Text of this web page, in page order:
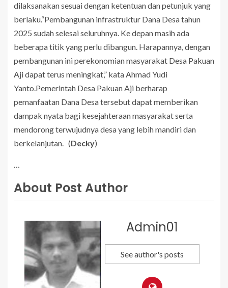
dilaksanakan sesuai dengan ketentuan dan petunjuk yang
berlaku.“Pembangunan infrastruktur Dana Desa tahun
2025 sudah selesai seluruhnya. Ke depan masih ada
beberapa titik yang perlu dibangun. Harapannya, dengan
pembangunan ini perekonomian masyarakat Desa Pakuan
Aji dapat terus meningkat,” kata Ahmad Yudi
Yanto.Pemerintah Desa Pakuan Aji berharap
pemanfaatan Dana Desa tersebut dapat memberikan
dampak nyata bagi kesejahteraan masyarakat serta
mendorong terwujudnya desa yang lebih mandiri dan
berkelanjutan. (Decky)
…
About Post Author
Admin01
See author's posts